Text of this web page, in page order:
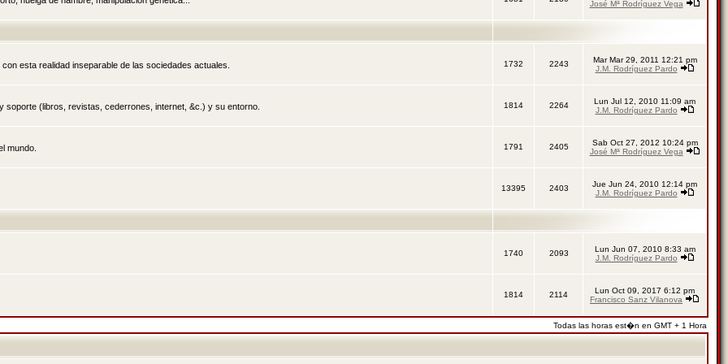
José Mª Rodríguez Vega
esta realidad inseparable de las sociedades actuales. 1732 2243
Mar Mar 29, 2011 12:21 pm
J.M. Rodríguez Pardo
(libros, revistas, cederrones, internet, &c.) y su entorno. 1814 2264
Lun Jul 12, 2010 11:09 am
J.M. Rodríguez Pardo
mundo. 1791 2405
Sab Oct 27, 2012 10:24 pm
José Mª Rodríguez Vega
13395 2403
Jue Jun 24, 2010 12:14 pm
J.M. Rodríguez Pardo
1740 2093
Lun Jun 07, 2010 8:33 am
J.M. Rodríguez Pardo
1814 2114
Lun Oct 09, 2017 6:12 pm
Francisco Sanz Vilanova
Todas las horas est�n en GMT + 1 Hora